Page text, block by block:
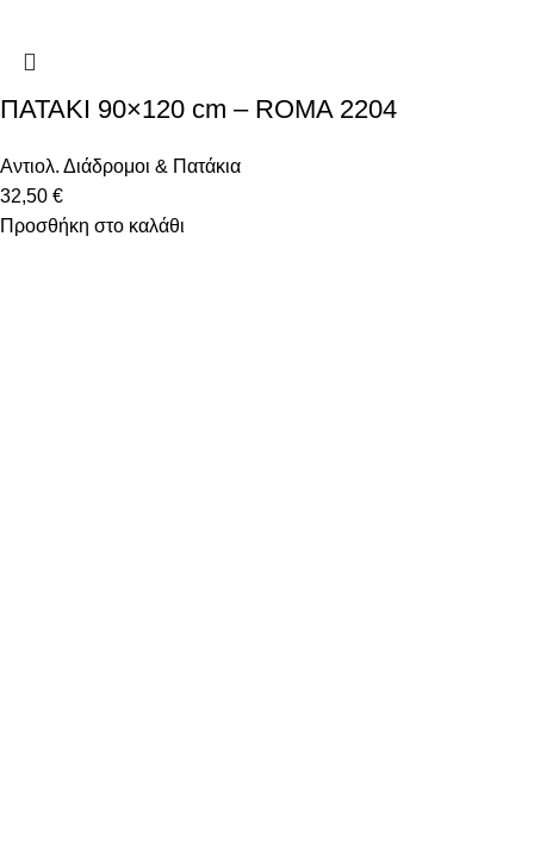
ΠΑΤΑΚΙ 90×120 cm – ROMA 2204
Αντιολ. Διάδρομοι & Πατάκια
32,50 €
Προσθήκη στο καλάθι